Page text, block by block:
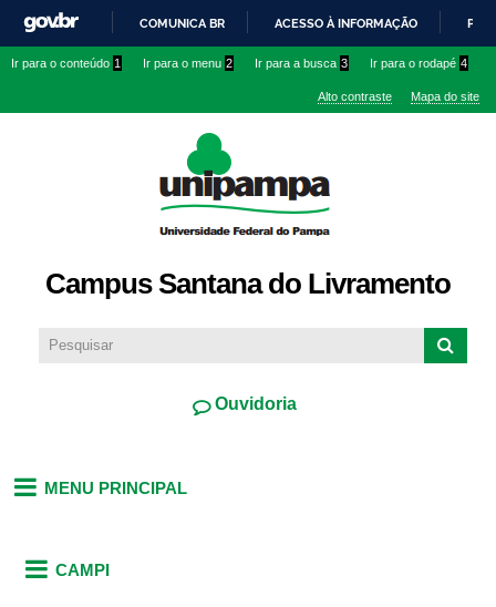
conteúdo
IR
O
COMUNICA BR ACESSO À INFORMAÇÃO
Ir para o conteúdo 1 Ir para o menu 2 Ir para a busca 3 Ir para o rodapé 4
Alto contraste Mapa do site
Campus Santana do Livramento
Ouvidoria
MENU PRINCIPAL
CAMPI